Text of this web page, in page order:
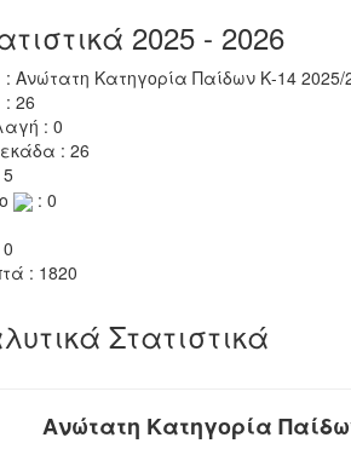
2025 - 2026
: Ανώτατη Κατηγορία Παίδων Κ-14 2025/
26
: 0
: 26
: 0
: 1820
Στατιστικά
Ανώτατη Κατηγορία